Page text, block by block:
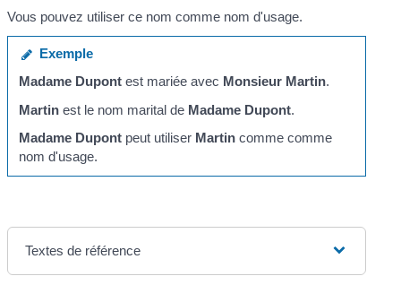
Vous pouvez utiliser ce nom comme nom d'usage.
Exemple
Madame Dupontest mariée avec Monsieur Martin.
Martinest le nom marital de Madame Dupont.
Madame Dupontpeut utiliser Martincomme comme
nom d'usage.
Textes de référence